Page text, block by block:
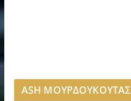
ASH ΜΟΥΡΔΟΥΚΟΥΤΑΣ